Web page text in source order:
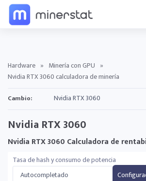
Hardware » Minería con GPU »
Nvidia RTX 3060 calculadora de minería
Cambio:
Nvidia RTX 3060
Nvidia RTX 3060 Calculadora de
Tasa de hash y consumo de potencia
Autocompletado